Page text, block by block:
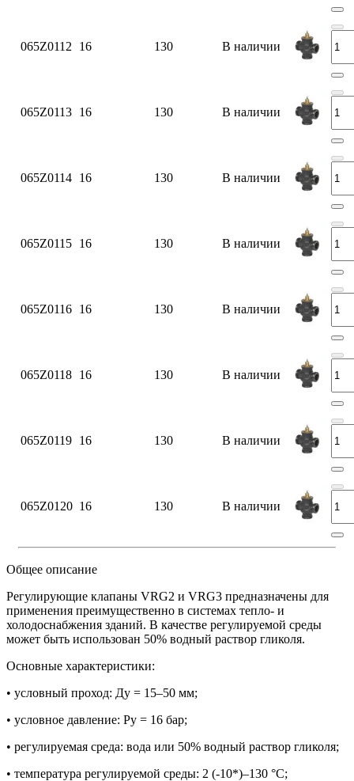
065Z0112 16 130 В наличии
065Z0113 16 130 В наличии
065Z0114 16 130 В наличии
065Z0115 16 130 В наличии
065Z0116 16 130 В наличии
065Z0118 16 130 В наличии
065Z0119 16 130 В наличии
065Z0120 16 130 В наличии
Общее описание
Регулирующие клапаны VRG2 и VRG3 предназначены для
применения преимущественно в системах тепло- и
холодоснабжения зданий. В качестве регулируемой среды
может быть использован 50% водный раствор гликоля.
Основные характеристики:
• условный проход: Ду = 15–50 мм;
• условное давление: Ру = 16 бар;
• регулируемая среда: вода или 50% водный раствор гликоля;
• температура регулируемой среды: 2 (-10*)–130 °С;